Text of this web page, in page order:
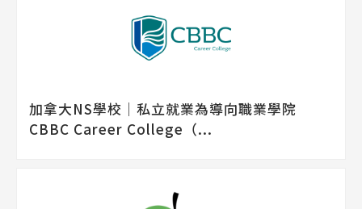
加拿大NS學校│私立就業為導向職業學院
CBBC Career College（...